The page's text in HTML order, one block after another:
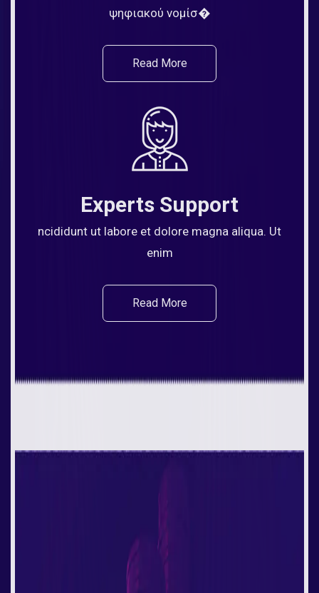
ψηφιακού νομίσ�
Read More
Experts Support
ncididunt ut labore et dolore magna aliqua. Ut
enim
Read More